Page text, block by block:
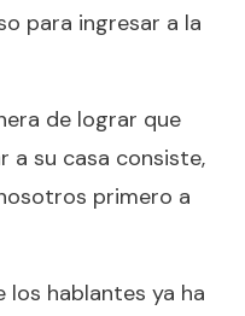
para ingresar a la
de lograr que
a su casa consiste,
primero a
los hablantes ya ha